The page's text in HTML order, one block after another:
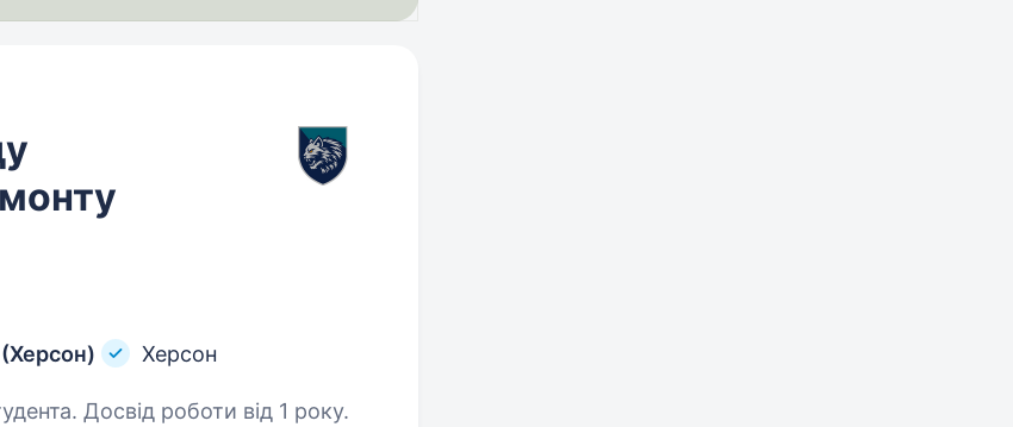
Херсон
Досвід роботи від 1 року.